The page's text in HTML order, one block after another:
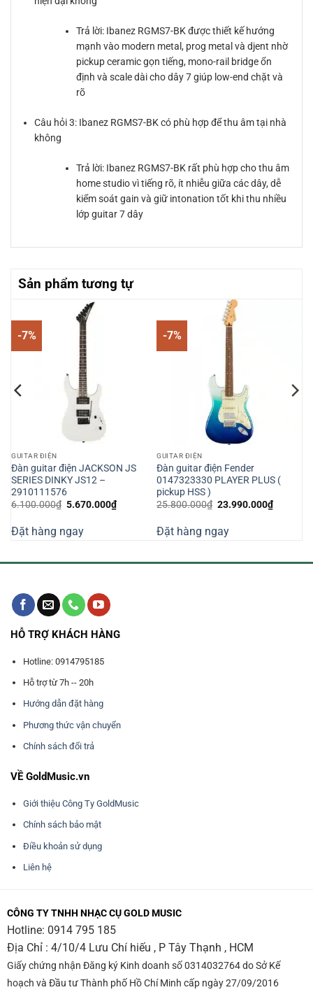
Trả lời: Ibanez RGMS7-BK được thiết kế hướng
mạnh vào modern metal, prog metal và djent nhờ
pickup ceramic gọn tiếng, mono-rail bridge ổn
định và scale dài cho dây 7 giúp low-end chặt và
rõ
Câu hỏi 3: Ibanez RGMS7-BK có phù hợp để thu âm tại nhà
không
Trả lời: Ibanez RGMS7-BK rất phù hợp cho thu âm
home studio vì tiếng rõ, ít nhiễu giữa các dây, dễ
kiểm soát gain và giữ intonation tốt khi thu nhiều
lớp guitar 7 dây
Sản phẩm tương tự
-7%
GUITAR ĐIỆN
Đàn guitar điện JACKSON JS
SERIES DINKY JS12 –
2910111576
6.100.000₫ Giá
6.100.000₫.
5.670.000₫Giá
hiện
5.670.000₫.
Đặt hàng ngay
-7%
GUITAR ĐIỆN
Đàn guitar điện Fender
0147323330 PLAYER PLUS (
pickup HSS )
25.800.000₫ Giá
25.800.000₫.
23.990.000₫Giá
hiện
Đặt hàng ngay
HỖ TRỢ KHÁCH HÀNG
Hotline: 0914795185
Hỗ trợ từ 7h -- 20h
Hướng dẫn đặt hàng
Phương thức vận chuyển
Chính sách đổi trả
VỀ GoldMusic.vn
Giới thiệu Công Ty GoldMusic
Chính sách bảo mật
Điều khoản sử dụng
Liên hệ
CÔNG TY TNHH NHẠC CỤ GOLD MUSIC
Hotline: 0914 795 185
Địa Chỉ : 4/10/4 Lưu Chí hiếu , P Tây Thạnh , HCM
Giấy chứng nhận Đăng ký Kinh doanh số 0314032764 do Sở Kế
hoạch và Đầu tư Thành phố Hồ Chí Minh cấp ngày 27/09/2016